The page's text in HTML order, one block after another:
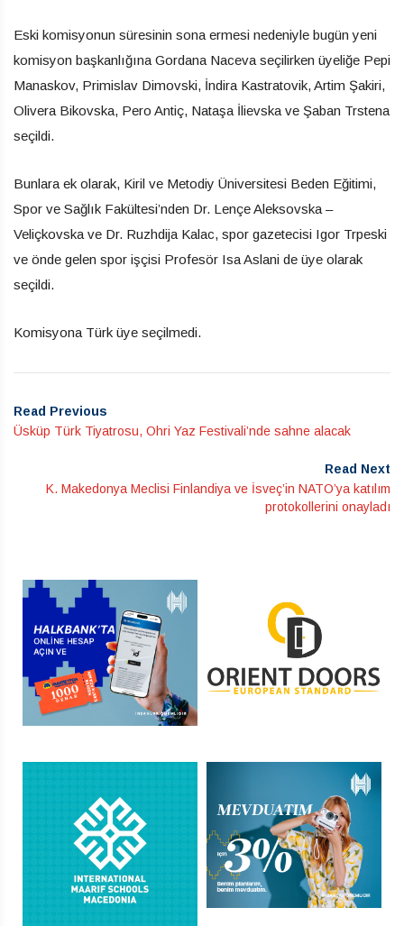
Eski komisyonun süresinin sona ermesi nedeniyle bugün yeni
komisyon başkanlığına Gordana Naceva seçilirken üyeliğe Pepi
Manaskov, Primislav Dimovski, İndira Kastratovik, Artim Şakiri,
Olivera Bikovska, Pero Antiç, Nataşa İlievska ve Şaban Trstena
seçildi.
Bunlara ek olarak, Kiril ve Metodiy Üniversitesi Beden Eğitimi,
Spor ve Sağlık Fakültesi’nden Dr. Lençe Aleksovska –
Veliçkovska ve Dr. Ruzhdija Kalac, spor gazetecisi Igor Trpeski
ve önde gelen spor işçisi Profesör Isa Aslani de üye olarak
seçildi.
Komisyona Türk üye seçilmedi.
Read Previous
Üsküp Türk Tiyatrosu, Ohri Yaz Festivali’nde sahne alacak
Read Next
K. Makedonya Meclisi Finlandiya ve İsveç’in NATO’ya katılım
protokollerini onayladı